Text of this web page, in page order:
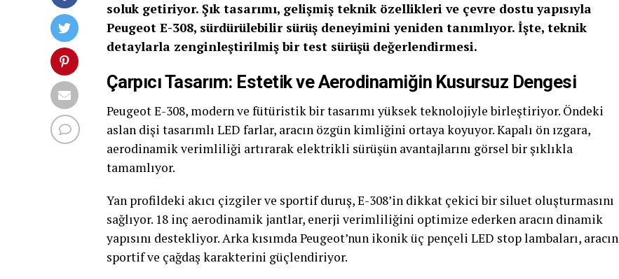
soluk getiriyor. Şık tasarımı, gelişmiş teknik özellikleri ve çevre dostu yapısıyla
Peugeot E-308, sürdürülebilir sürüş deneyimini yeniden tanımlıyor. İşte, teknik
detaylarla zenginleştirilmiş bir test sürüşü değerlendirmesi.
Çarpıcı Tasarım: Estetik ve Aerodinamiğin Kusursuz Dengesi
Peugeot E-308, modern ve fütüristik bir tasarımı yüksek teknolojiyle birleştiriyor. Öndeki
aslan dişi tasarımlı LED farlar, aracın özgün kimliğini ortaya koyuyor. Kapalı ön ızgara,
aerodinamik verimliliği artırarak elektrikli sürüşün avantajlarını görsel bir şıklıkla
tamamlıyor.
Yan profildeki akıcı çizgiler ve sportif duruş, E-308’in dikkat çekici bir siluet oluşturmasını
sağlıyor. 18 inç aerodinamik jantlar, enerji verimliliğini optimize ederken aracın dinamik
yapısını destekliyor. Arka kısımda Peugeot’nun ikonik üç pençeli LED stop lambaları, aracın
sportif ve çağdaş karakterini güçlendiriyor.